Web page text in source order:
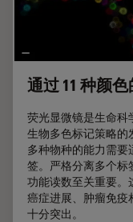
通过 11 种颜
荧光显微镜是生命科
生物多色标记策略的
多种物种的能力需
签。严格分离多个标
功能读数至关重要。
癌症进展、肿瘤免疫
十分突出。